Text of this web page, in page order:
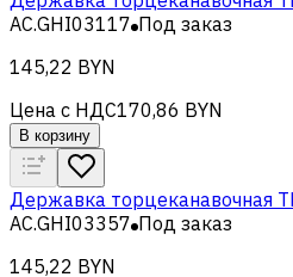
AC.GHI03117 Под заказ
145,22 BYN
Цена с НДС170,86 BYN
В корзину
Державка торцеканавочная
AC.GHI03357 Под заказ
145,22 BYN